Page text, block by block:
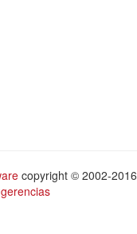
copyright © 2002-2016